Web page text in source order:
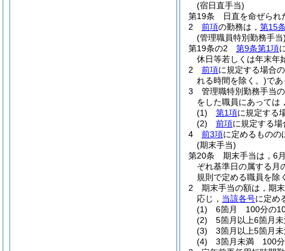
(宿日直手当)
第19条
日直を命ぜられ
2
前項の勤務は， 第15条
(管理職員特別勤務手当)
第19条の2
第9条第1項
休日等若しくは年末年
2
前項に規定する場合の
れる時間を除く。)で
3
管理職特別勤務手当の
をした職員にあっては
(1)
第1項に規定する
(2)
前項に規定する
4
前3項に定めるものの
(期末手当)
第20条
期末手当は，6
ぞれ基準日の属する月
規則で定める職員を除
2
期末手当の額は，期
応じ， 当該各号に定め
(1)
6箇月 100分の
(2)
5箇月以上6箇月
(3)
3箇月以上5箇月
(4)
3箇月未満 100